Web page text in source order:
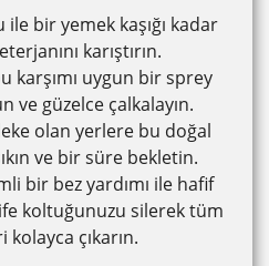
ile bir yemek kaşığı kadar
karıştırın.
karşımı uygun bir sprey
ve güzelce çalkalayın.
olan yerlere bu doğal
ve bir süre bekletin.
bir bez yardımı ile hafif
koltuğunuzu silerek tüm
kolayca çıkarın.